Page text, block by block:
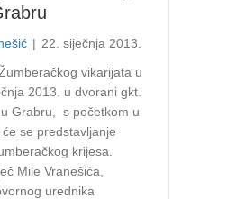
| 22. siječnja 2013.
vikarijata u
2013. u dvorani gkt.
Grabru, s početkom u
se predstavljanje
krijesa.
Mile Vranešića,
urednika